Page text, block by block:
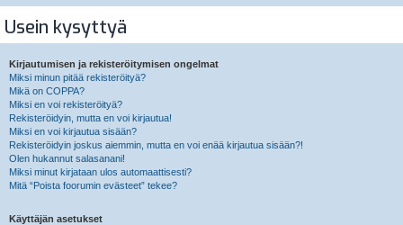
Usein kysyttyä
Kirjautumisen ja rekisteröitymisen ongelmat
Miksi minun pitää rekisteröityä?
Mikä on COPPA?
Miksi en voi rekisteröityä?
Rekisteröidyin, mutta en voi kirjautua!
Miksi en voi kirjautua sisään?
Rekisteröidyin joskus aiemmin, mutta en voi enää kirjautua sisään?!
Olen hukannut salasanani!
Miksi minut kirjataan ulos automaattisesti?
Mitä “Poista foorumin evästeet” tekee?
Käyttäjän asetukset